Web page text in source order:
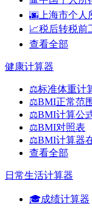
🌆 上海市个人
📈税后转税前
查看全部
健康计算器
⚖️标准体重计
⚖️BMI正常范
⚖️BMI计算公
⚖️BMI对照表
⚖️BMI计算器
查看全部
日常生活计算器
🎓成绩计算器